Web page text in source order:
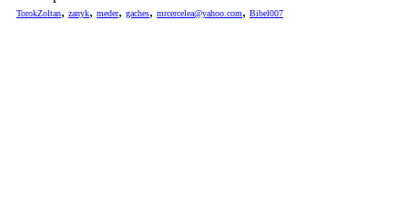
TorokZoltan, zanyk, meder, gaches, mrcercelea@yahoo.com, Bibel007